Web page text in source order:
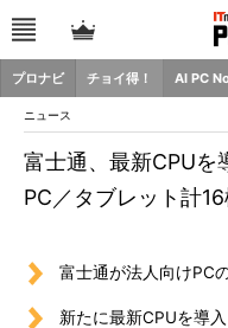
プロナビ チョイ得！ AI PC
ニュース
富士通、最新CPUを
PC／タブレット計
富士通が法人向けPC
新たに最新CPUを導入